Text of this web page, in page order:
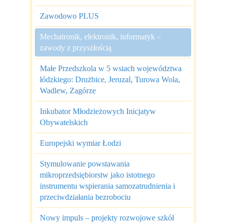
Zawodowo PLUS
Mechatronik, elektronik, informatyk –
zawody z przyszłością
Małe Przedszkola w 5 wsiach województwa
łódzkiego: Drużbice, Jeruzal, Turowa Wola,
Wadlew, Zagórze
Inkubator Młodzieżowych Inicjatyw
Obywatelskich
Europejski wymiar Łodzi
Stymulowanie powstawania
mikroprzedsiębiorstw jako istotnego
instrumentu wspierania samozatrudnienia i
przeciwdziałania bezrobociu
Nowy impuls – projekty rozwojowe szkół